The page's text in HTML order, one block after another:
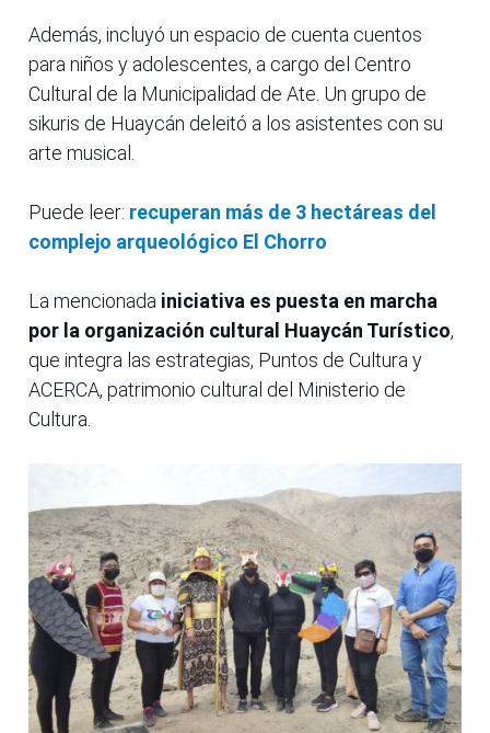
Además, incluyó un espacio de cuenta cuentos
para niños y adolescentes, a cargo del Centro
Cultural de la Municipalidad de Ate. Un grupo de
sikuris de Huaycán deleitó a los asistentes con su
arte musical.
Puede leer: recuperan más de 3 hectáreas del
complejo arqueológico El Chorro
La mencionada iniciativa es puesta en marcha
por la organización cultural Huaycán Turístico,
que integra las estrategias, Puntos de Cultura y
ACERCA, patrimonio cultural del Ministerio de
Cultura.